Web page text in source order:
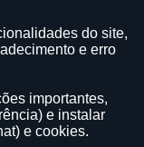
do site,
e erro
importantes,
e instalar
e cookies.